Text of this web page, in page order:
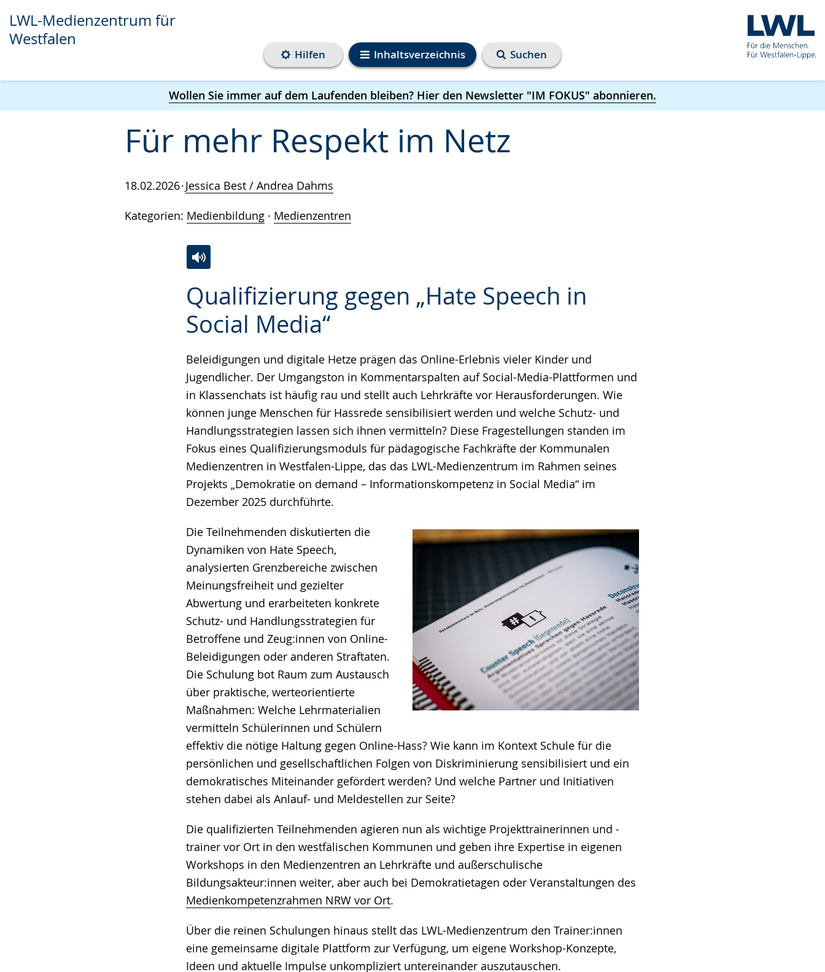
LWL-Medienzentrum für
Westfalen
Inhaltsverzeichnis
Hilfen Suchen
Wollen Sie immer auf dem Laufenden bleiben? Hier den Newsletter "IM FOKUS" abonnieren.
Für mehr Respekt im Netz
18.02.2026 Jessica Best / Andrea Dahms
Kategorien: Medienbildung · Medienzentren
Qualifizierung gegen „Hate Speech in
Social Media“
Beleidigungen und digitale Hetze prägen das Online-Erlebnis vieler Kinder und
Jugendlicher. Der Umgangston in Kommentarspalten auf Social-Media-Plattformen und
in Klassenchats ist häufig rau und stellt auch Lehrkräfte vor Herausforderungen. Wie
können junge Menschen für Hassrede sensibilisiert werden und welche Schutz- und
Handlungsstrategien lassen sich ihnen vermitteln? Diese Fragestellungen standen im
Fokus eines Qualifizierungsmoduls für pädagogische Fachkräfte der Kommunalen
Medienzentren in Westfalen-Lippe, das das LWL-Medienzentrum im Rahmen seines
Projekts „Demokratie on demand – Informationskompetenz in Social Media“ im
Dezember 2025 durchführte.
Die Teilnehmenden diskutierten die
Dynamiken von Hate Speech,
analysierten Grenzbereiche zwischen
Meinungsfreiheit und gezielter
Abwertung und erarbeiteten konkrete
Schutz- und Handlungsstrategien für
Betroffene und Zeug:innen von Online-
Beleidigungen oder anderen Straftaten.
Die Schulung bot Raum zum Austausch
über praktische, werteorientierte
Maßnahmen: Welche Lehrmaterialien
vermitteln Schülerinnen und Schülern
effektiv die nötige Haltung gegen Online-Hass? Wie kann im Kontext Schule für die
persönlichen und gesellschaftlichen Folgen von Diskriminierung sensibilisiert und ein
demokratisches Miteinander gefördert werden? Und welche Partner und Initiativen
stehen dabei als Anlauf- und Meldestellen zur Seite?
Die qualifizierten Teilnehmenden agieren nun als wichtige Projekttrainerinnen und -
trainer vor Ort in den westfälischen Kommunen und geben ihre Expertise in eigenen
Workshops in den Medienzentren an Lehrkräfte und außerschulische
Bildungsakteur:innen weiter, aber auch bei Demokratietagen oder Veranstaltungen des
Medienkompetenzrahmen NRW vor Ort.
Über die reinen Schulungen hinaus stellt das LWL-Medienzentrum den Trainer:innen
eine gemeinsame digitale Plattform zur Verfügung, um eigene Workshop-Konzepte,
Ideen und aktuelle Impulse unkompliziert untereinander auszutauschen.
Leichten
Sprache
wechseln.
Audio-
Unterstützung.
Video
in
Deutscher
wird
angezeigt.